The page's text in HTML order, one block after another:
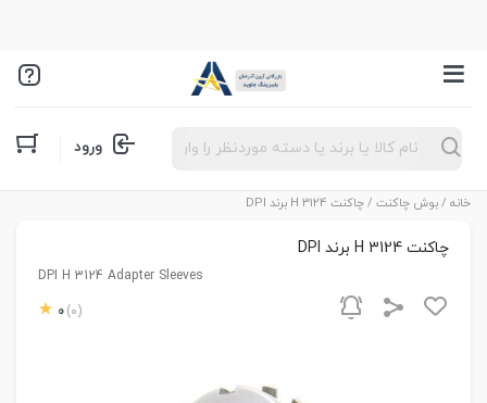
Products
search ورود
خانه /بوش چاکنت / چاکنت H 3124 برند DPI
چاکنت H 3124 برند DPI
DPI H 3124 Adapter Sleeves
0 (0)